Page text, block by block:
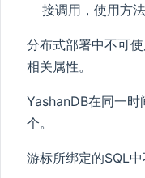
接调用，使用方
分布式部署中不可
相关属性。
YashanDB在同一
个。
游标所绑定的SQL中